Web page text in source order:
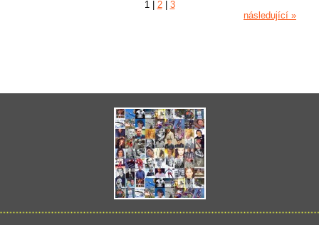
1 2
3
následující »